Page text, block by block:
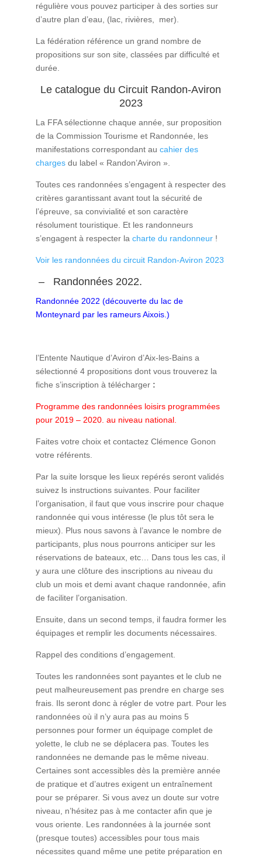
régulière vous pouvez participer à des sorties sur
d’autre plan d’eau, (lac, rivières, mer).
La fédération référence un grand nombre de
propositions sur son site, classées par difficulté et
durée.
Le catalogue du Circuit Randon-Aviron
2023
La FFA sélectionne chaque année, sur proposition
de la Commission Tourisme et Randonnée, les
manifestations correspondant au cahier des
chargesdu label « Randon’Aviron ».
Toutes ces randonnées s’engagent à respecter des
critères garantissant avant tout la sécurité de
l’épreuve, sa convivialité et son caractère
résolument touristique. Et les randonneurs
s’engagent à respecter la charte du randonneur!
Voir les randonnées du circuit Randon-Aviron 2023
– Randonnées 2022.
Randonnée 2022 (découverte du lac de
Monteynard par les rameurs Aixois.)
l’Entente Nautique d’Aviron d’Aix-les-Bains a
sélectionné 4 propositions dont vous trouverez la
fiche s’inscription à télécharger :
Programme des randonnées loisirs programmées
pour 2019 – 2020. au niveau national.
Faites votre choix et contactez Clémence Gonon
votre référents.
Par la suite lorsque les lieux repérés seront validés
suivez ls instructions suivantes. Pour faciliter
l’organisation, il faut que vous inscrire pour chaque
randonnée qui vous intéresse (le plus tôt sera le
mieux). Plus nous savons à l’avance le nombre de
participants, plus nous pourrons anticiper sur les
réservations de bateaux, etc… Dans tous les cas, il
y aura une clôture des inscriptions au niveau du
club un mois et demi avant chaque randonnée, afin
de faciliter l’organisation.
Ensuite, dans un second temps, il faudra former les
équipages et remplir les documents nécessaires.
Rappel des conditions d’engagement.
Toutes les randonnées sont payantes et le club ne
peut malheureusement pas prendre en charge ses
frais. Ils seront donc à régler de votre part. Pour les
randonnées où il n’y aura pas au moins 5
personnes pour former un équipage complet de
yolette, le club ne se déplacera pas. Toutes les
randonnées ne demande pas le même niveau.
Certaines sont accessibles dès la première année
de pratique et d’autres exigent un entraînement
pour se préparer. Si vous avez un doute sur votre
niveau, n’hésitez pas à me contacter afin que je
vous oriente. Les randonnées à la journée sont
(presque toutes) accessibles pour tous mais
nécessites quand même une petite préparation en